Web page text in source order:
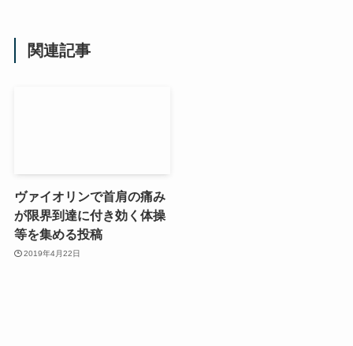
関連記事
ヴァイオリンで首肩の痛み
が限界到達に付き効く体操
等を集める投稿
2019年4月22日